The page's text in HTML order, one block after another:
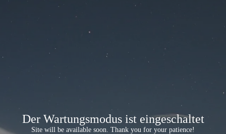
Der Wartungsmodus ist eingeschaltet
Site will be available soon. Thank you for your patience!